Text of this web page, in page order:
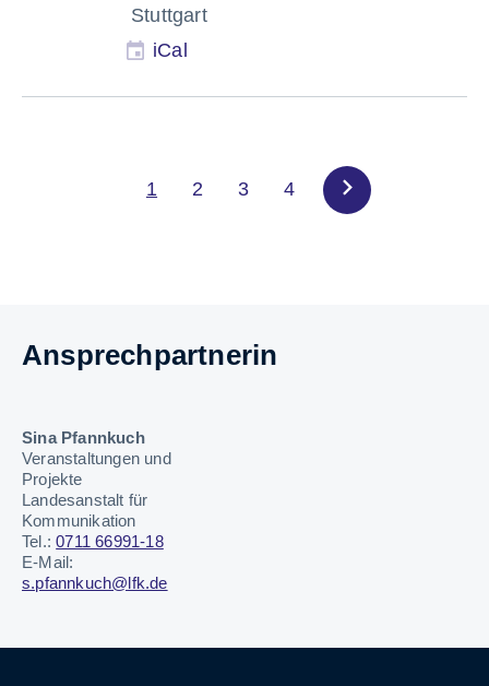
Stuttgart
iCal
Seite:
1
Seite:
2
Seite:
3
Seite:
4
Ansprechpartnerin
Sina Pfannkuch
Veranstaltungen und
Projekte
Landesanstalt für
Kommunikation
Tel.:0711 66991-18
E-Mail:
s.pfannkuch@lfk.de